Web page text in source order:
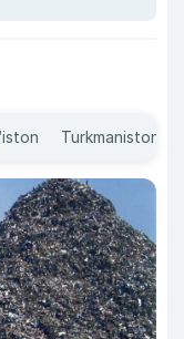
Turkmaniston